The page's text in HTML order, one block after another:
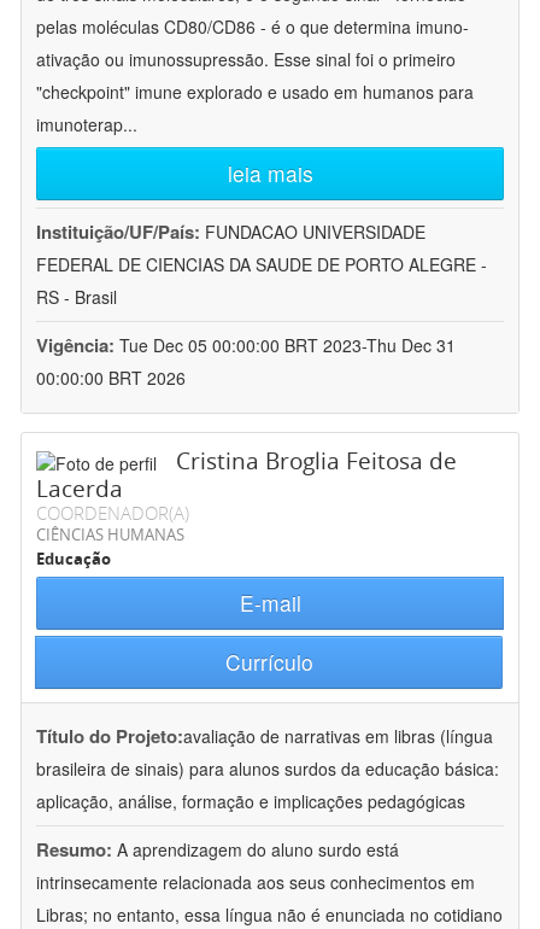
pelas moléculas CD80/CD86 - é o que determina imuno-
ativação ou imunossupressão. Esse sinal foi o primeiro
"checkpoint" imune explorado e usado em humanos para
imunoterap...
leia mais
Instituição/UF/País: FUNDACAO UNIVERSIDADE
FEDERAL DE CIENCIAS DA SAUDE DE PORTO ALEGRE -
RS - Brasil
Vigência: Tue Dec 05 00:00:00 BRT 2023-Thu Dec 31
00:00:00 BRT 2026
Cristina Broglia Feitosa de
Lacerda
COORDENADOR(A)
CIÊNCIAS HUMANAS
Educação
E-mail
Currículo
Título do Projeto:avaliação de narrativas em libras (língua
brasileira de sinais) para alunos surdos da educação básica:
aplicação, análise, formação e implicações pedagógicas
Resumo: A aprendizagem do aluno surdo está
intrinsecamente relacionada aos seus conhecimentos em
Libras; no entanto, essa língua não é enunciada no cotidiano